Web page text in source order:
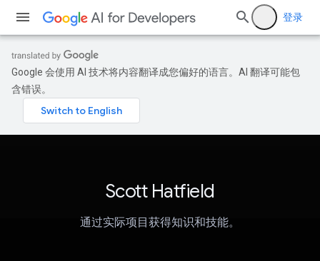
登录
Google 会使用 AI 技术将内容翻译成您偏好的语言。AI 翻译可能包
含错误。
Scott Hatfield
通过实际项目获得知识和技能。